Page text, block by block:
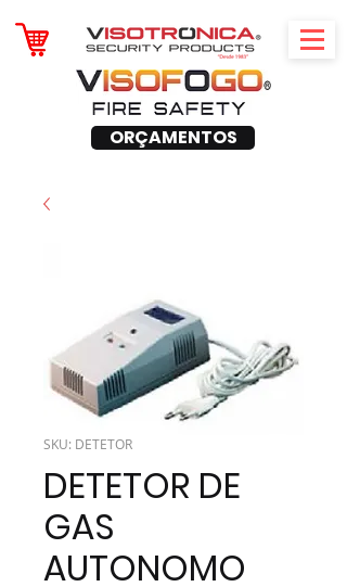
ORÇAMENTOS
SKU: DETETOR
DETETOR DE
GAS
AUTONOMO